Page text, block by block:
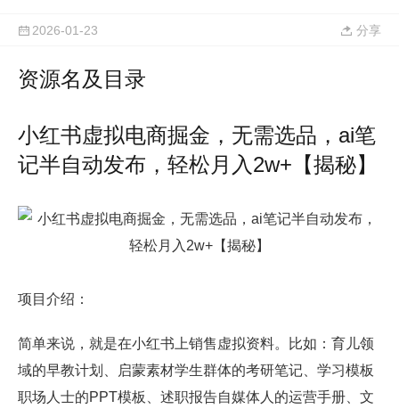
2026-01-23 分享
资源名及目录
小红书虚拟电商掘金，无需选品，ai笔
记半自动发布，轻松月入2w+【揭秘】
项目介绍：
简单来说，就是在小红书上销售虚拟资料。比如：育儿领
域的早教计划、启蒙素材学生群体的考研笔记、学习模板
职场人士的PPT模板、述职报告自媒体 人的运营手册、文